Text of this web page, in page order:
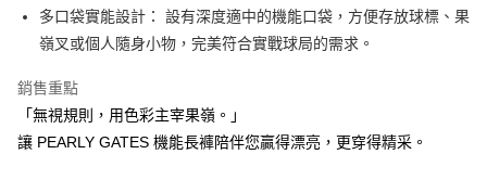
【繳款方式說明】
1.分期款項不併入電信帳單，「大哥付你分期」於每月結算日後寄送繳費提
2.透過簡訊連結打開帳單後，可選擇「超商條碼／台灣大直營門市／銀行轉
帳／街口支付／iPASS MONEY」等通路繳費。
【注意事項】
３．安心：先確認商品／服務後，再付款。
【「AFTEE先享後付」結帳流程】
結帳頁面，進行簡訊認證並確認金額後，即可完成結帳。
２．訂單成立數日內，您將收到繳費通知簡訊。
ATM／網路銀行／等多元方式進行付款，方視為交易完成。
全家取貨付款
免運費
付款後全家取貨
免運費
多口袋實能設計： 設有深度適中的機能口袋，方便存放球標、果
嶺叉或個人隨身小物，完美符合實戰球局的需求。
銷售重點
「無視規則，用色彩主宰果嶺。」
讓 PEARLY GATES 機能長褲陪伴您贏得漂亮，更穿得精采。